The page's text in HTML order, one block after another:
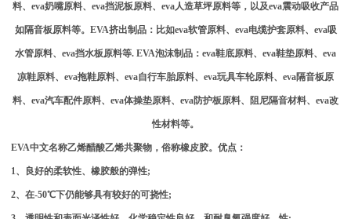
料、eva奶嘴原料、eva挡泥板原料、eva人造草坪原料等，以及eva震动吸收产品
如隔音板原料等。EVA挤出制品：比如eva软管原料、eva电缆护套原料、eva吸
水管原料、eva挡水板原料等. EVA泡沫制品：eva鞋底原料、eva鞋垫原料、eva
凉鞋原料、eva拖鞋原料、eva自行车胎原料、eva玩具车轮原料、eva隔音板原
料、eva汽车配件原料、eva体操垫原料、eva防护板原料、阻尼隔音材料、eva改
性材料等。
EVA中文名称乙烯醋酸乙烯共聚物，俗称橡皮胶。优点：
1、良好的柔软性、橡胶般的弹性;
2、在-50℃下仍能够具有较好的可挠性;